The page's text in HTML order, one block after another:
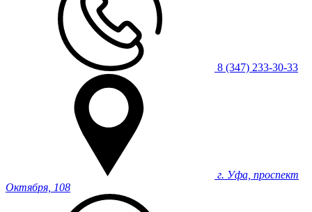
8 (347) 233-30-33
г. Уфа, проспект
Октября, 108